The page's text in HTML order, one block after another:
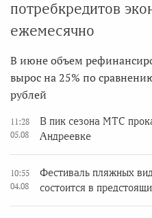
потребкредитов
ежемесячно
В июне объем
вырос на 25% по
рублей
11:28
05.08
В пик сезона МТС
Андреевке
10:55
04.08
Фестиваль пляжных
состоится в